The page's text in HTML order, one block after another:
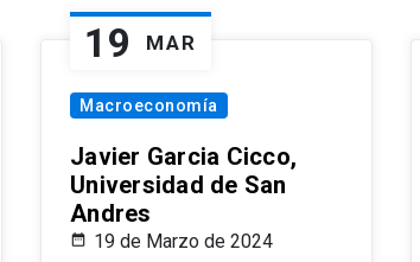
19 MAR
Macroeconomía
Javier Garcia Cicco,
Universidad de San
Andres
19 de Marzo de 2024